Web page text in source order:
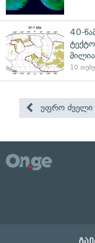
40-
10
უფრო ძველი